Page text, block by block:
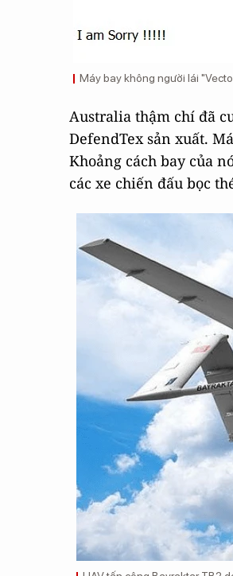
Máy bay không người lái
Australia thậm chí đã
DefendTex sản xuất.
Khoảng cách bay của
các xe chiến đấu bọc